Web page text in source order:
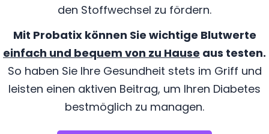
den Stoffwechsel zu fördern.
Mit Probatix können Sie wichtige Blutwerte
einfach und bequem von zu Hause aus testen.
So haben Sie Ihre Gesundheit stets im Griff und
leisten einen aktiven Beitrag, um Ihren Diabetes
bestmöglich zu managen.